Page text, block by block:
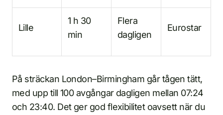
Lille
1 h 30
min
Flera
dagligen
Eurostar
På sträckan London–Birmingham går tågen tätt,
med upp till 100 avgångar dagligen mellan 07:24
och 23:40. Det ger god flexibilitet oavsett när du